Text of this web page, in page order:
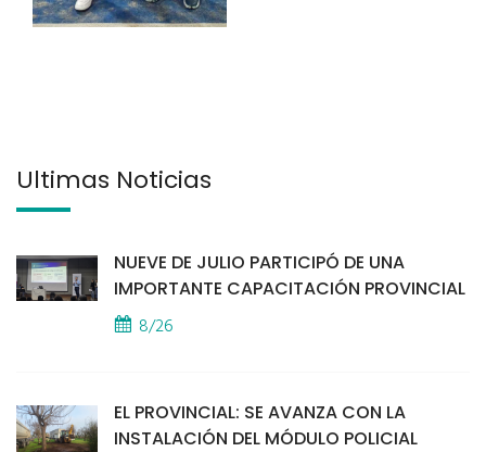
Últimas Noticias
NUEVE DE JULIO PARTICIPÓ DE UNA
IMPORTANTE CAPACITACIÓN PROVINCIAL
8/26
EL PROVINCIAL: SE AVANZA CON LA
INSTALACIÓN DEL MÓDULO POLICIAL